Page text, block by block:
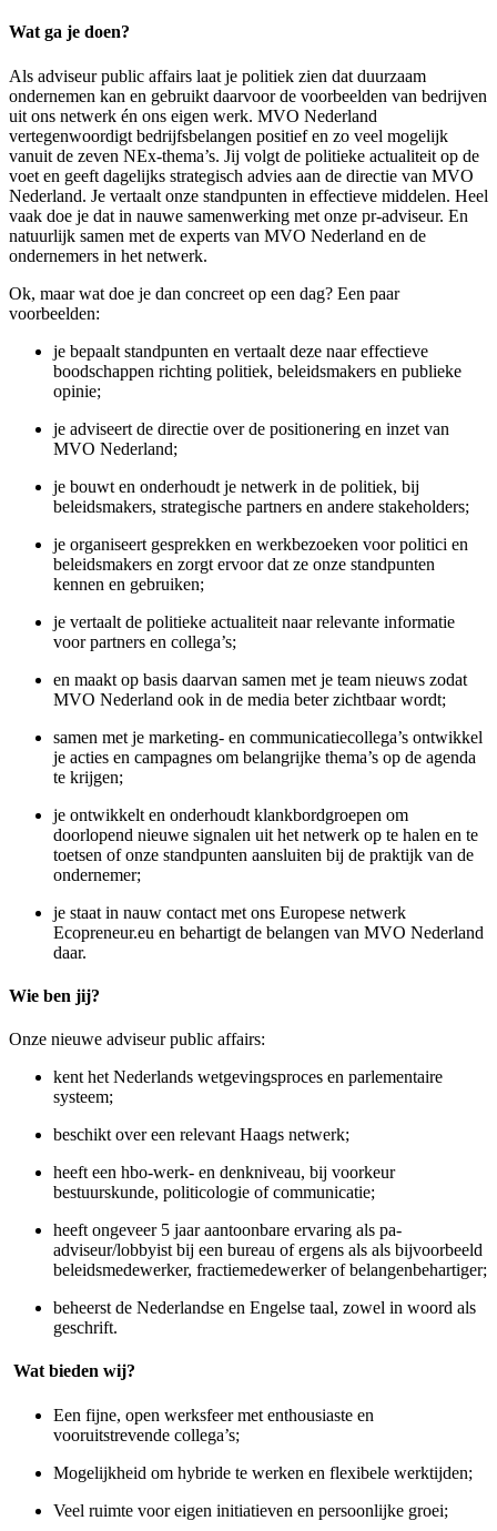
Wat ga je doen?
Als adviseur public affairs laat je politiek zien dat duurzaam
ondernemen kan en gebruikt daarvoor de voorbeelden van bedrijven
uit ons netwerk én ons eigen werk. MVO Nederland
vertegenwoordigt bedrijfsbelangen positief en zo veel mogelijk
vanuit de zeven NEx-thema’s. Jij volgt de politieke actualiteit op de
voet en geeft dagelijks strategisch advies aan de directie van MVO
Nederland. Je vertaalt onze standpunten in effectieve middelen. Heel
vaak doe je dat in nauwe samenwerking met onze pr-adviseur. En
natuurlijk samen met de experts van MVO Nederland en de
ondernemers in het netwerk.
Ok, maar wat doe je dan concreet op een dag? Een paar
voorbeelden:
je bepaalt standpunten en vertaalt deze naar effectieve
boodschappen richting politiek, beleidsmakers en publieke
opinie;
je adviseert de directie over de positionering en inzet van
MVO Nederland;
je bouwt en onderhoudt je netwerk in de politiek, bij
beleidsmakers, strategische partners en andere stakeholders;
je organiseert gesprekken en werkbezoeken voor politici en
beleidsmakers en zorgt ervoor dat ze onze standpunten
kennen en gebruiken;
je vertaalt de politieke actualiteit naar relevante informatie
voor partners en collega’s;
en maakt op basis daarvan samen met je team nieuws zodat
MVO Nederland ook in de media beter zichtbaar wordt;
samen met je marketing- en communicatiecollega’s ontwikkel
je acties en campagnes om belangrijke thema’s op de agenda
te krijgen;
je ontwikkelt en onderhoudt klankbordgroepen om
doorlopend nieuwe signalen uit het netwerk op te halen en te
toetsen of onze standpunten aansluiten bij de praktijk van de
ondernemer;
je staat in nauw contact met ons Europese netwerk
Ecopreneur.eu en behartigt de belangen van MVO Nederland
daar.
Wie ben jij?
Onze nieuwe adviseur public affairs:
kent het Nederlands wetgevingsproces en parlementaire
systeem;
beschikt over een relevant Haags netwerk;
heeft een hbo-werk- en denkniveau, bij voorkeur
bestuurskunde, politicologie of communicatie;
heeft ongeveer 5 jaar aantoonbare ervaring als pa-
adviseur/lobbyist bij een bureau of ergens als als bijvoorbeeld
beleidsmedewerker, fractiemedewerker of belangenbehartiger;
beheerst de Nederlandse en Engelse taal, zowel in woord als
geschrift.
Wat bieden wij?
Een fijne, open werksfeer met enthousiaste en
vooruitstrevende collega’s;
Mogelijkheid om hybride te werken en flexibele werktijden;
Veel ruimte voor eigen initiatieven en persoonlijke groei;